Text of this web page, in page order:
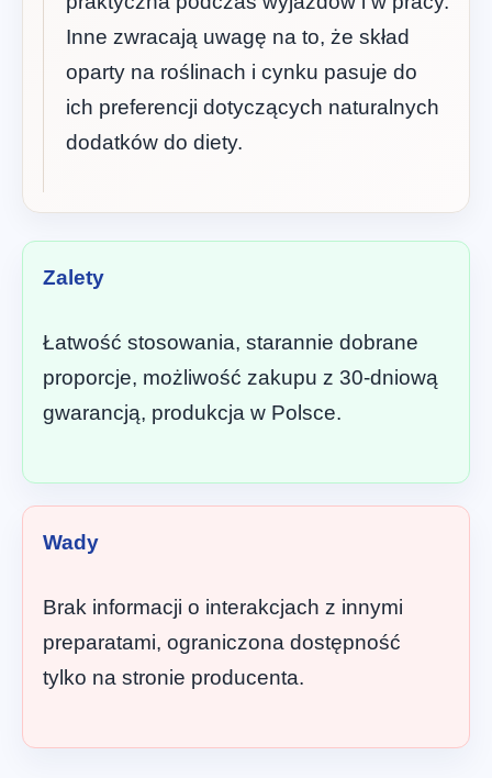
Inne zwracają uwagę na to, że skład
oparty na roślinach i cynku pasuje do
ich preferencji dotyczących naturalnych
dodatków do diety.
Zalety
Łatwość stosowania, starannie dobrane
proporcje, możliwość zakupu z 30-dniową
gwarancją, produkcja w Polsce.
Wady
Brak informacji o interakcjach z innymi
preparatami, ograniczona dostępność
tylko na stronie producenta.